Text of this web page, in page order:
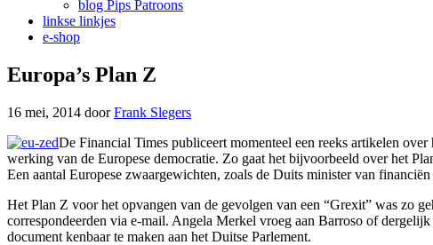
blog Pips Patroons
linkse linkjes
e-shop
Europa’s Plan Z
16 mei, 2014 doorFrank Slegers
De Financial Times publiceert momenteel een reeks artikelen
werking van de Europese democratie. Zo gaat het bijvoorbeeld over het
Een aantal Europese zwaargewichten, zoals de Duits minister van
Het Plan Z voor het opvangen van de gevolgen van een “Grexit” was zo
correspondeerden via e-mail. Angela Merkel vroeg aan Barroso of
document kenbaar te maken aan het Duitse Parlement.